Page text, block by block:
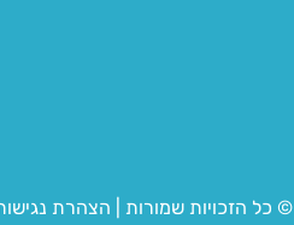
© כל הזכויות שמורות הצהרת